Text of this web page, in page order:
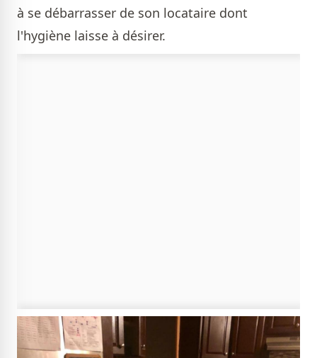
à se débarrasser de son locataire dont
l'hygiène laisse à désirer.